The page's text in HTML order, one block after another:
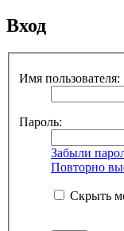
Вход
Имя пользователя:
Пароль:
Забыли
Повторно
Скрыть